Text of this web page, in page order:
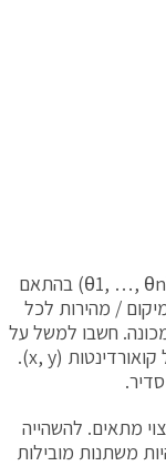
במכונות מרובות צירים, מיקום מטרה (x, y, z) מתורגם לפרופילי צירים זוויתיים (θ1, …, θn) בהתאם
/ מהירות לכל
חשבו למשל על
שני הצירים המופיעים באיור 4. נתיב מטרה עבור המכונה מתואר על ידי קבוצה של קואורדינטות (x, y).
מתאים. להשהייה
משתנות מובילות